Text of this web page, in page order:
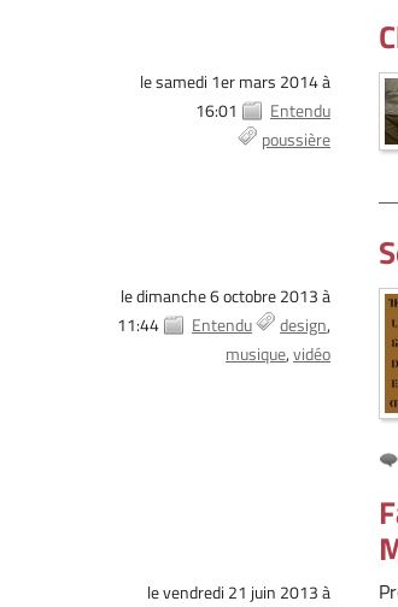
le samedi 1er mars 2014 à
16:01
Entendu
poussière
le dimanche 6 octobre 2013 à
11:44
Entendu
design
musique vidéo
le vendredi 21 juin 2013 à